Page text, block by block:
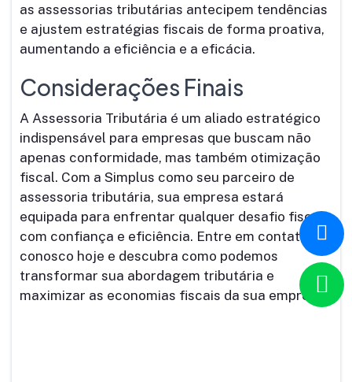
as assessorias tributárias antecipem tendências
e ajustem estratégias fiscais de forma proativa,
aumentando a eficiência e a eficácia.
Considerações Finais
A Assessoria Tributária é um aliado estratégico
indispensável para empresas que buscam não
apenas conformidade, mas também otimização
fiscal. Com a Simplus como seu parceiro de
assessoria tributária, sua empresa estará
equipada para enfrentar qualquer desafio fiscal
com confiança e eficiência. Entre em contato
conosco hoje e descubra como podemos
transformar sua abordagem tributária e
maximizar as economias fiscais da sua empresa!